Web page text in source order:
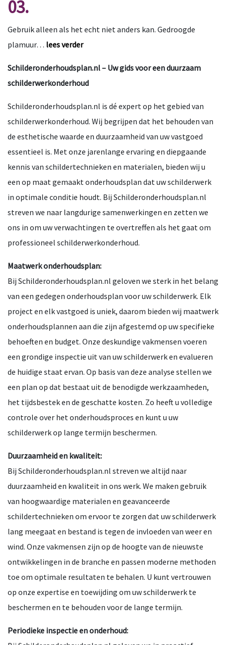
03.
Gebruik alleen als het echt niet anders kan. Gedroogde
plamuur… lees verder
Schilderonderhoudsplan.nl – Uw gids voor een duurzaam
schilderwerkonderhoud
Schilderonderhoudsplan.nl is dé expert op het gebied van
schilderwerkonderhoud. Wij begrijpen dat het behouden van
de esthetische waarde en duurzaamheid van uw vastgoed
essentieel is. Met onze jarenlange ervaring en diepgaande
kennis van schildertechnieken en materialen, bieden wij u
een op maat gemaakt onderhoudsplan dat uw schilderwerk
in optimale conditie houdt. Bij Schilderonderhoudsplan.nl
streven we naar langdurige samenwerkingen en zetten we
ons in om uw verwachtingen te overtreffen als het gaat om
professioneel schilderwerkonderhoud.
Maatwerk onderhoudsplan:
Bij Schilderonderhoudsplan.nl geloven we sterk in het belang
van een gedegen onderhoudsplan voor uw schilderwerk. Elk
project en elk vastgoed is uniek, daarom bieden wij maatwerk
onderhoudsplannen aan die zijn afgestemd op uw specifieke
behoeften en budget. Onze deskundige vakmensen voeren
een grondige inspectie uit van uw schilderwerk en evalueren
de huidige staat ervan. Op basis van deze analyse stellen we
een plan op dat bestaat uit de benodigde werkzaamheden,
het tijdsbestek en de geschatte kosten. Zo heeft u volledige
controle over het onderhoudsproces en kunt u uw
schilderwerk op lange termijn beschermen.
Duurzaamheid en kwaliteit:
Bij Schilderonderhoudsplan.nl streven we altijd naar
duurzaamheid en kwaliteit in ons werk. We maken gebruik
van hoogwaardige materialen en geavanceerde
schildertechnieken om ervoor te zorgen dat uw schilderwerk
lang meegaat en bestand is tegen de invloeden van weer en
wind. Onze vakmensen zijn op de hoogte van de nieuwste
ontwikkelingen in de branche en passen moderne methoden
toe om optimale resultaten te behalen. U kunt vertrouwen
op onze expertise en toewijding om uw schilderwerk te
beschermen en te behouden voor de lange termijn.
Periodieke inspectie en onderhoud: